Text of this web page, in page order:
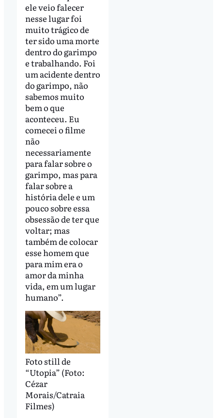
ele veio falecer
nesse lugar foi
muito trágico de
ter sido uma morte
dentro do garimpo
e trabalhando. Foi
um acidente dentro
do garimpo, não
sabemos muito
bem o que
aconteceu. Eu
comecei o filme
não
necessariamente
para falar sobre o
garimpo, mas para
falar sobre a
história dele e um
pouco sobre essa
obsessão de ter que
voltar; mas
também de colocar
esse homem que
para mim era o
amor da minha
vida, em um lugar
humano”.
Foto still de
“Utopia” (Foto:
Cézar
Morais/Catraia
Filmes)